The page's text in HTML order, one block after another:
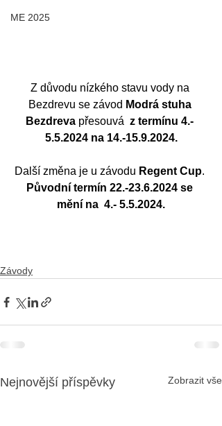
ME 2025
Z důvodu nízkého stavu vody na
Bezdrevu se závod Modrá stuha
Bezdreva přesouvá z termínu 4.-
5.5.2024 na 14.-15.9.2024.
Další změna je u závodu Regent Cup.
Původní termín 22.-23.6.2024 se
mění na  4.- 5.5.2024.
Závody
Nejnovější příspěvky Zobrazit vše